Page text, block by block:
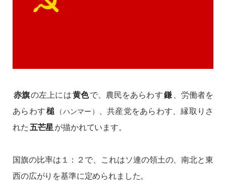
赤旗の左上には黄色で、農民をあらわす鎌、労働者を
あらわす槌 （ハンマー） 、共産党をあらわす、縁取りさ
れた五芒星が描かれています。
国旗の比率は１：２で、これはソ連の領土の、南北と東
西の広がりを基準に定められました。